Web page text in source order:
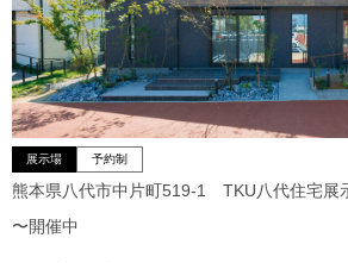
展示場 予約制
熊本県八代市中片町519-1 TKU八代住宅展
〜開催中